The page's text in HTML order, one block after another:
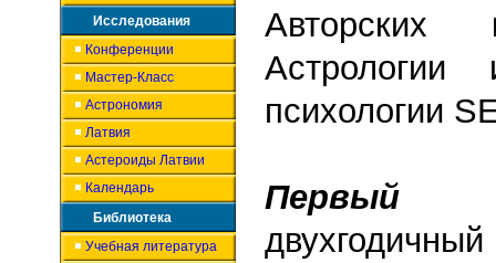
Исследования
Конференции
Мастер-Класс
Астрономия
Латвия
Астероиды Латвии
Календарь
Библиотека
Учебная литература
Авторских
Астрологии
психологии
Первый